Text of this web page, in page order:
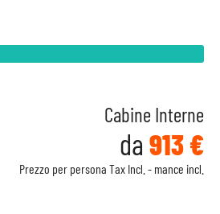
Cabine Interne
da 913 €
Prezzo per persona Tax Incl. - mance incl.